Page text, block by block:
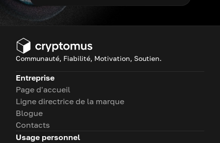
Communauté, Fiabilité, Motivation, Soutien.
Entreprise
Page d'accueil
Ligne directrice de la marque
Blogue
Contacts
Usage personnel